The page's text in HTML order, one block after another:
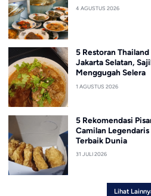
4 AGUSTUS 2026
5 Restoran
Jakarta Selatan,
Menggugah Selera
1 AGUSTUS 2026
5 Rekomendasi
Camilan
Terbaik Dunia
31 JULI 2026
Lihat